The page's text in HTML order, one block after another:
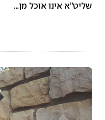
שליט”א אינו אוכל מן…